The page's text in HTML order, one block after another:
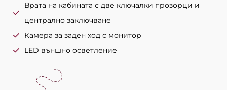
Врата на кабината с две ключалки прозорци и
централно заключване
Камера за заден ход с монитор
LED външно осветление